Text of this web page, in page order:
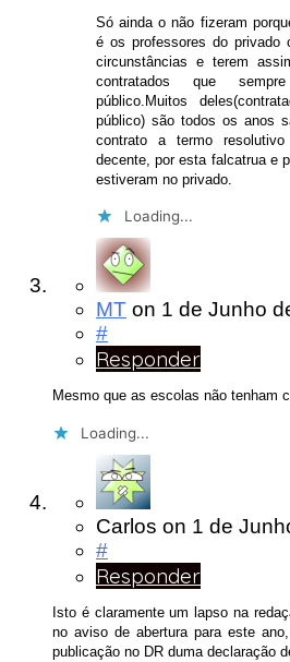
Só ainda o não fizeram
é os professores do privado
circunstâncias e terem
contratados que
público.Muitos
público) são todos os anos
contrato a termo
decente, por esta falcatrua e
estiveram no privado.
Loading...
MT on 1 de Junho
#
Responder
Mesmo que as escolas não tenham
Loading...
Carlos on 1 de
#
Responder
Isto é claramente um lapso na
no aviso de abertura para este
publicação no DR duma declaração